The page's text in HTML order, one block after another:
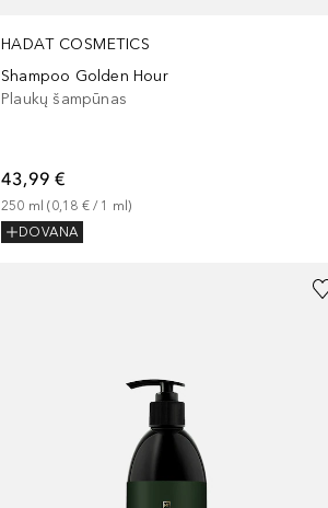
HADAT COSMETICS
Shampoo Golden Hour
Plaukų šampūnas
43,99 €
250 ml (0,18 € / 1 ml)
DOVANA